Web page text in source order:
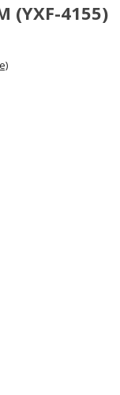
(YXF-4155)